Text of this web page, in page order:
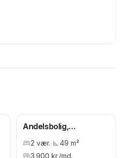
Andelsbolig,
Frederiksberg
2 vær.· 49 m²
3.900 kr./md.